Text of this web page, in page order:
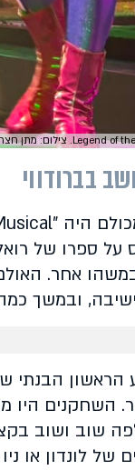
בברודווי
ספרו של
אחר.
ובמשך
הראשון
היו
שוב ושוב
לונדון או